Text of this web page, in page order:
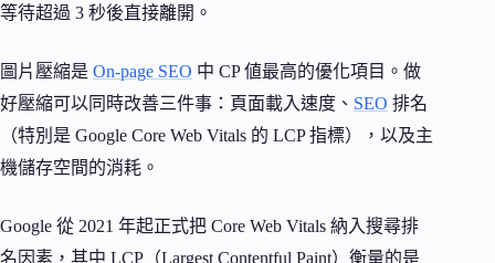
等待超過 3 秒後直接離開。
圖片壓縮是 On-page SEO 中 CP 値最高的優化項目。做
好壓縮可以同時改善三件事：頁面載入速度、 SEO 排名
（特別是 Google Core Web Vitals 的 LCP 指標），以及主
機儲存空間的消耗。
Google 從 2021 年起正式把 Core Web Vitals 納入搜尋排
名因素，其中 LCP（Largest Contentful Paint）衡量的是